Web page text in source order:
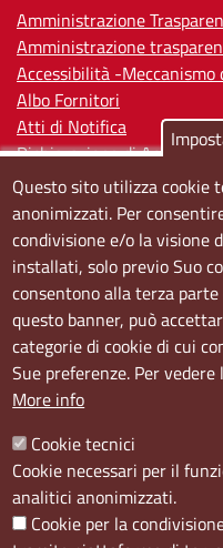
Amministrazione
Amministrazione
Accessibilità -Meccanismo
Albo Fornitori
Atti di Notifica
Dichiarazione di
Sedi e orari
Sede Centrale:
Via S. Aspreno, 2, 80133
Sede Secondaria:
Corso Meridionale, 58
Orari
Il venerdì dalle ore 8.50 alle
Social
Questo sito utilizza cookie
anonimizzati. Per
condivisione e/o la visione
installati, solo previo Suo
consentono alla terza
questo banner, può
categorie di cookie di cui
Sue preferenze. Per
More info
Cookie tecnici
Cookie necessari per il
analitici anonimizzati.
Cookie per la